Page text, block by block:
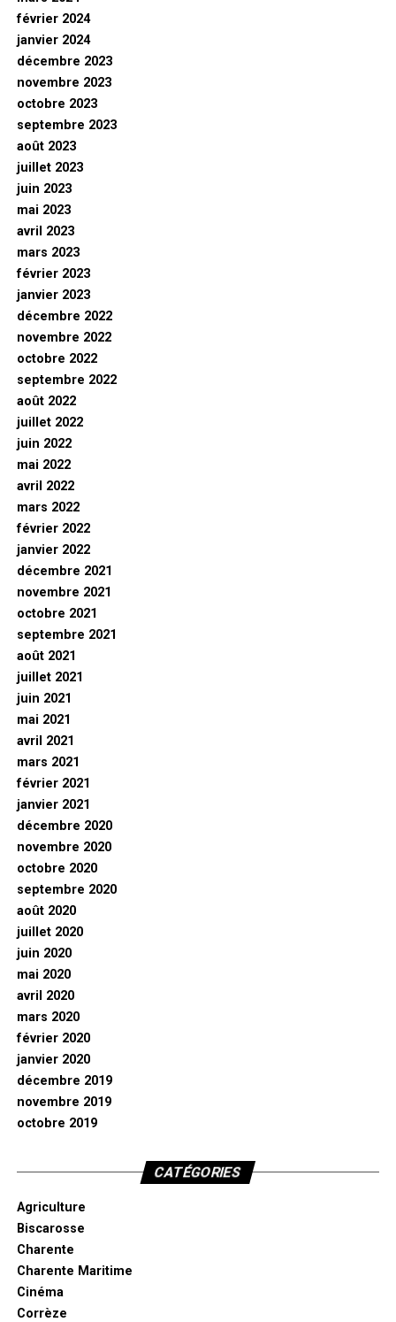
février 2024
janvier 2024
décembre 2023
novembre 2023
octobre 2023
septembre 2023
août 2023
juillet 2023
juin 2023
mai 2023
avril 2023
mars 2023
février 2023
janvier 2023
décembre 2022
novembre 2022
octobre 2022
septembre 2022
août 2022
juillet 2022
juin 2022
mai 2022
avril 2022
mars 2022
février 2022
janvier 2022
décembre 2021
novembre 2021
octobre 2021
septembre 2021
août 2021
juillet 2021
juin 2021
mai 2021
avril 2021
mars 2021
février 2021
janvier 2021
décembre 2020
novembre 2020
octobre 2020
septembre 2020
août 2020
juillet 2020
juin 2020
mai 2020
avril 2020
mars 2020
février 2020
janvier 2020
décembre 2019
novembre 2019
octobre 2019
CATÉGORIES
Agriculture
Biscarosse
Charente
Charente Maritime
Cinéma
Corrèze